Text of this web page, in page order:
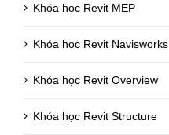
Khóa học Revit MEP
Khóa học Revit Navisworks
Khóa học Revit Overview
Khóa học Revit Structure